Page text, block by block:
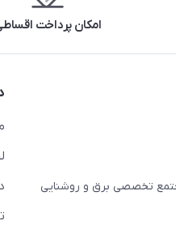
امکان پرداخت
تخصصی برق و روشنایی